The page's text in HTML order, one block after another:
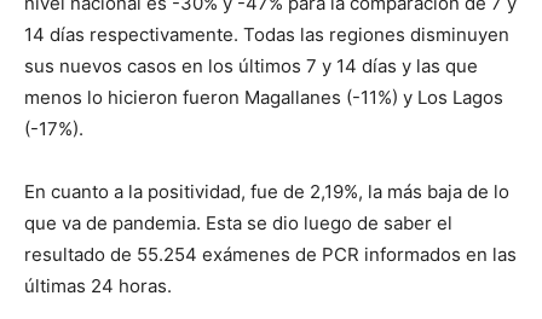
14 días respectivamente. Todas las regiones disminuyen
sus nuevos casos en los últimos 7 y 14 días y las que
menos lo hicieron fueron Magallanes (-11%) y Los Lagos
(-17%).
En cuanto a la positividad, fue de 2,19%, la más baja de lo
que va de pandemia. Esta se dio luego de saber el
resultado de 55.254 exámenes de PCR informados en las
últimas 24 horas.